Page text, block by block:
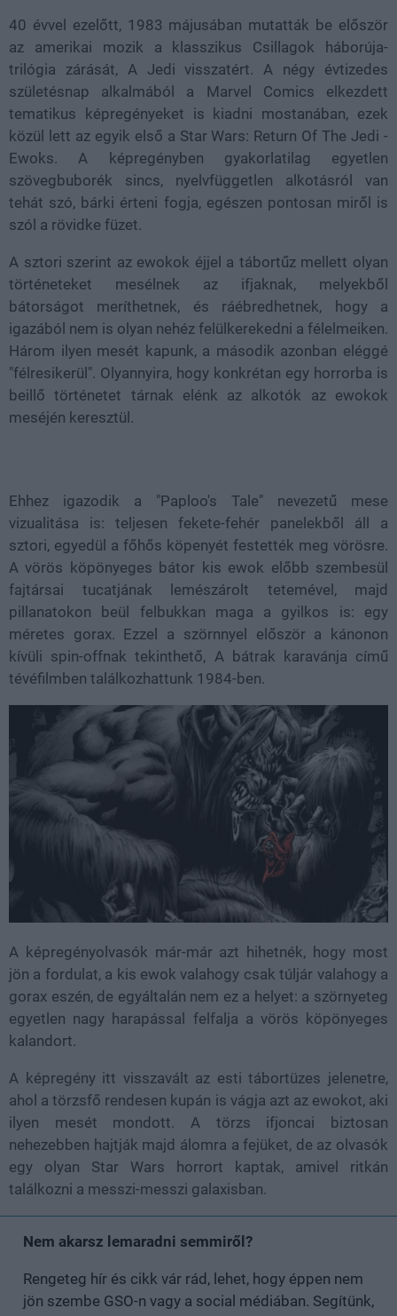
40 évvel ezelőtt, 1983 májusában mutatták be először
az amerikai mozik a klasszikus Csillagok háborúja-
trilógia zárását, A Jedi visszatért. A négy évtizedes
születésnap alkalmából a Marvel Comics elkezdett
tematikus képregényeket is kiadni mostanában, ezek
közül lett az egyik első a Star Wars: Return Of The Jedi -
Ewoks. A képregényben gyakorlatilag egyetlen
szövegbuborék sincs, nyelvfüggetlen alkotásról van
tehát szó, bárki érteni fogja, egészen pontosan miről is
szól a rövidke füzet.
A sztori szerint az ewokok éjjel a tábortűz mellett olyan
történeteket mesélnek az ifjaknak, melyekből
bátorságot meríthetnek, és ráébredhetnek, hogy a
igazából nem is olyan nehéz felülkerekedni a félelmeiken.
Három ilyen mesét kapunk, a második azonban eléggé
"félresikerül". Olyannyira, hogy konkrétan egy horrorba is
beillő történetet tárnak elénk az alkotók az ewokok
meséjén keresztül.
Ehhez igazodik a "Paploo's Tale" nevezetű mese
vizualitása is: teljesen fekete-fehér panelekből áll a
sztori, egyedül a főhős köpenyét festették meg vörösre.
A vörös köpönyeges bátor kis ewok előbb szembesül
fajtársai tucatjának lemészárolt tetemével, majd
pillanatokon beül felbukkan maga a gyilkos is: egy
méretes gorax. Ezzel a szörnnyel először a kánonon
kívüli spin-offnak tekinthető, A bátrak karavánja című
tévéfilmben találkozhattunk 1984-ben.
A képregényolvasók már-már azt hihetnék, hogy most
jön a fordulat, a kis ewok valahogy csak túljár valahogy a
gorax eszén, de egyáltalán nem ez a helyet: a szörnyeteg
egyetlen nagy harapással felfalja a vörös köpönyeges
kalandort.
A képregény itt visszavált az esti tábortüzes jelenetre,
ahol a törzsfő rendesen kupán is vágja azt az ewokot, aki
ilyen mesét mondott. A törzs ifjoncai biztosan
nehezebben hajtják majd álomra a fejüket, de az olvasók
egy olyan Star Wars horrort kaptak, amivel ritkán
találkozni a messzi-messzi galaxisban.
Nem akarsz lemaradni semmiről?
Rengeteg hír és cikk vár rád, lehet, hogy éppen nem
jön szembe GSO-n vagy a social médiában. Segítünk,